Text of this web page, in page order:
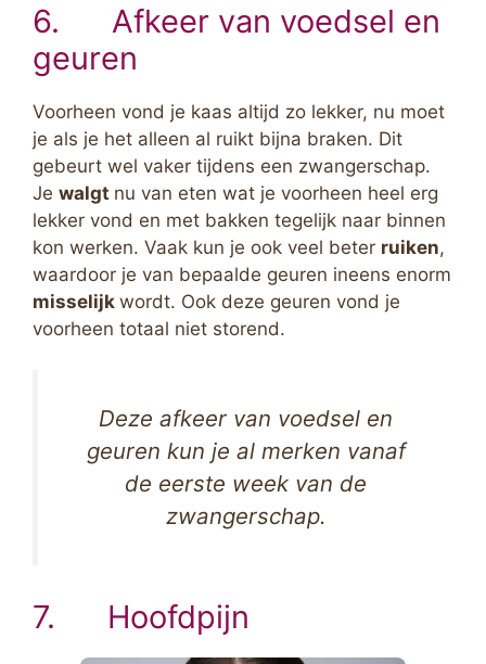
6. Afkeer van voedsel en
geuren
Voorheen vond je kaas altijd zo lekker, nu moet
je als je het alleen al ruikt bijna braken. Dit
gebeurt wel vaker tijdens een zwangerschap.
Je walgt nu van eten wat je voorheen heel erg
lekker vond en met bakken tegelijk naar binnen
kon werken. Vaak kun je ook veel beter ruiken,
waardoor je van bepaalde geuren ineens enorm
misselijk wordt. Ook deze geuren vond je
voorheen totaal niet storend.
Deze afkeer van voedsel en
geuren kun je al merken vanaf
de eerste week van de
zwangerschap.
7. Hoofdpijn